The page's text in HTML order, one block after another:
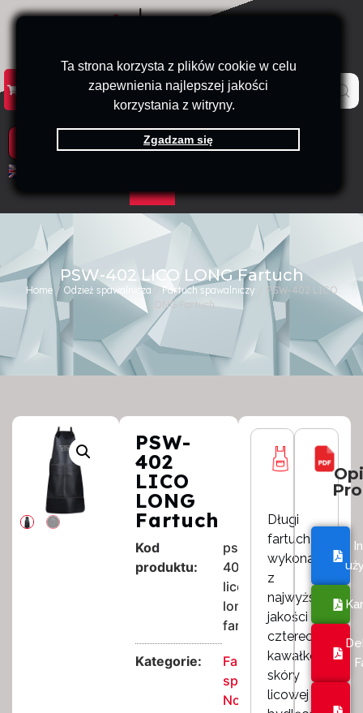
Ta strona korzysta z plików cookie w celu
zapewnienia najlepszej jakości
korzystania z witryny.
Zgadzam się
KATALOG KONTAKT
PSW-402 LICO LONG Fartuch
Home/ Odzież spawalnicza /Fartuch spawalniczy / PSW-402 LICO
LONG Fartuch
PSW-
402
LICO
LONG
Fartuch
Kod
produktu:
psw-
402-
lico-
long-
fartuch
Kategorie:
Fartuch
spawalniczy
Nowe
Długi
fartuch
wykonany
z
najwyższej
jakości
czterech
kawałków
skóry
licowej